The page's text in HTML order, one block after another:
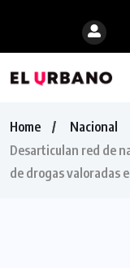
Home
Nacional
Desarticulan red de
de drogas valoradas